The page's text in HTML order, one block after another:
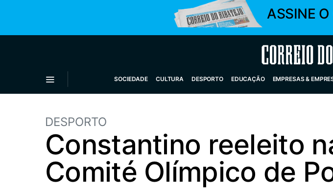
ASSINE O
Correio do
SOCIEDADE CULTURA DESPORTO EDUCAÇÃO EMPRESAS &
DESPORTO
Constantino reeleito
Comité Olímpico de